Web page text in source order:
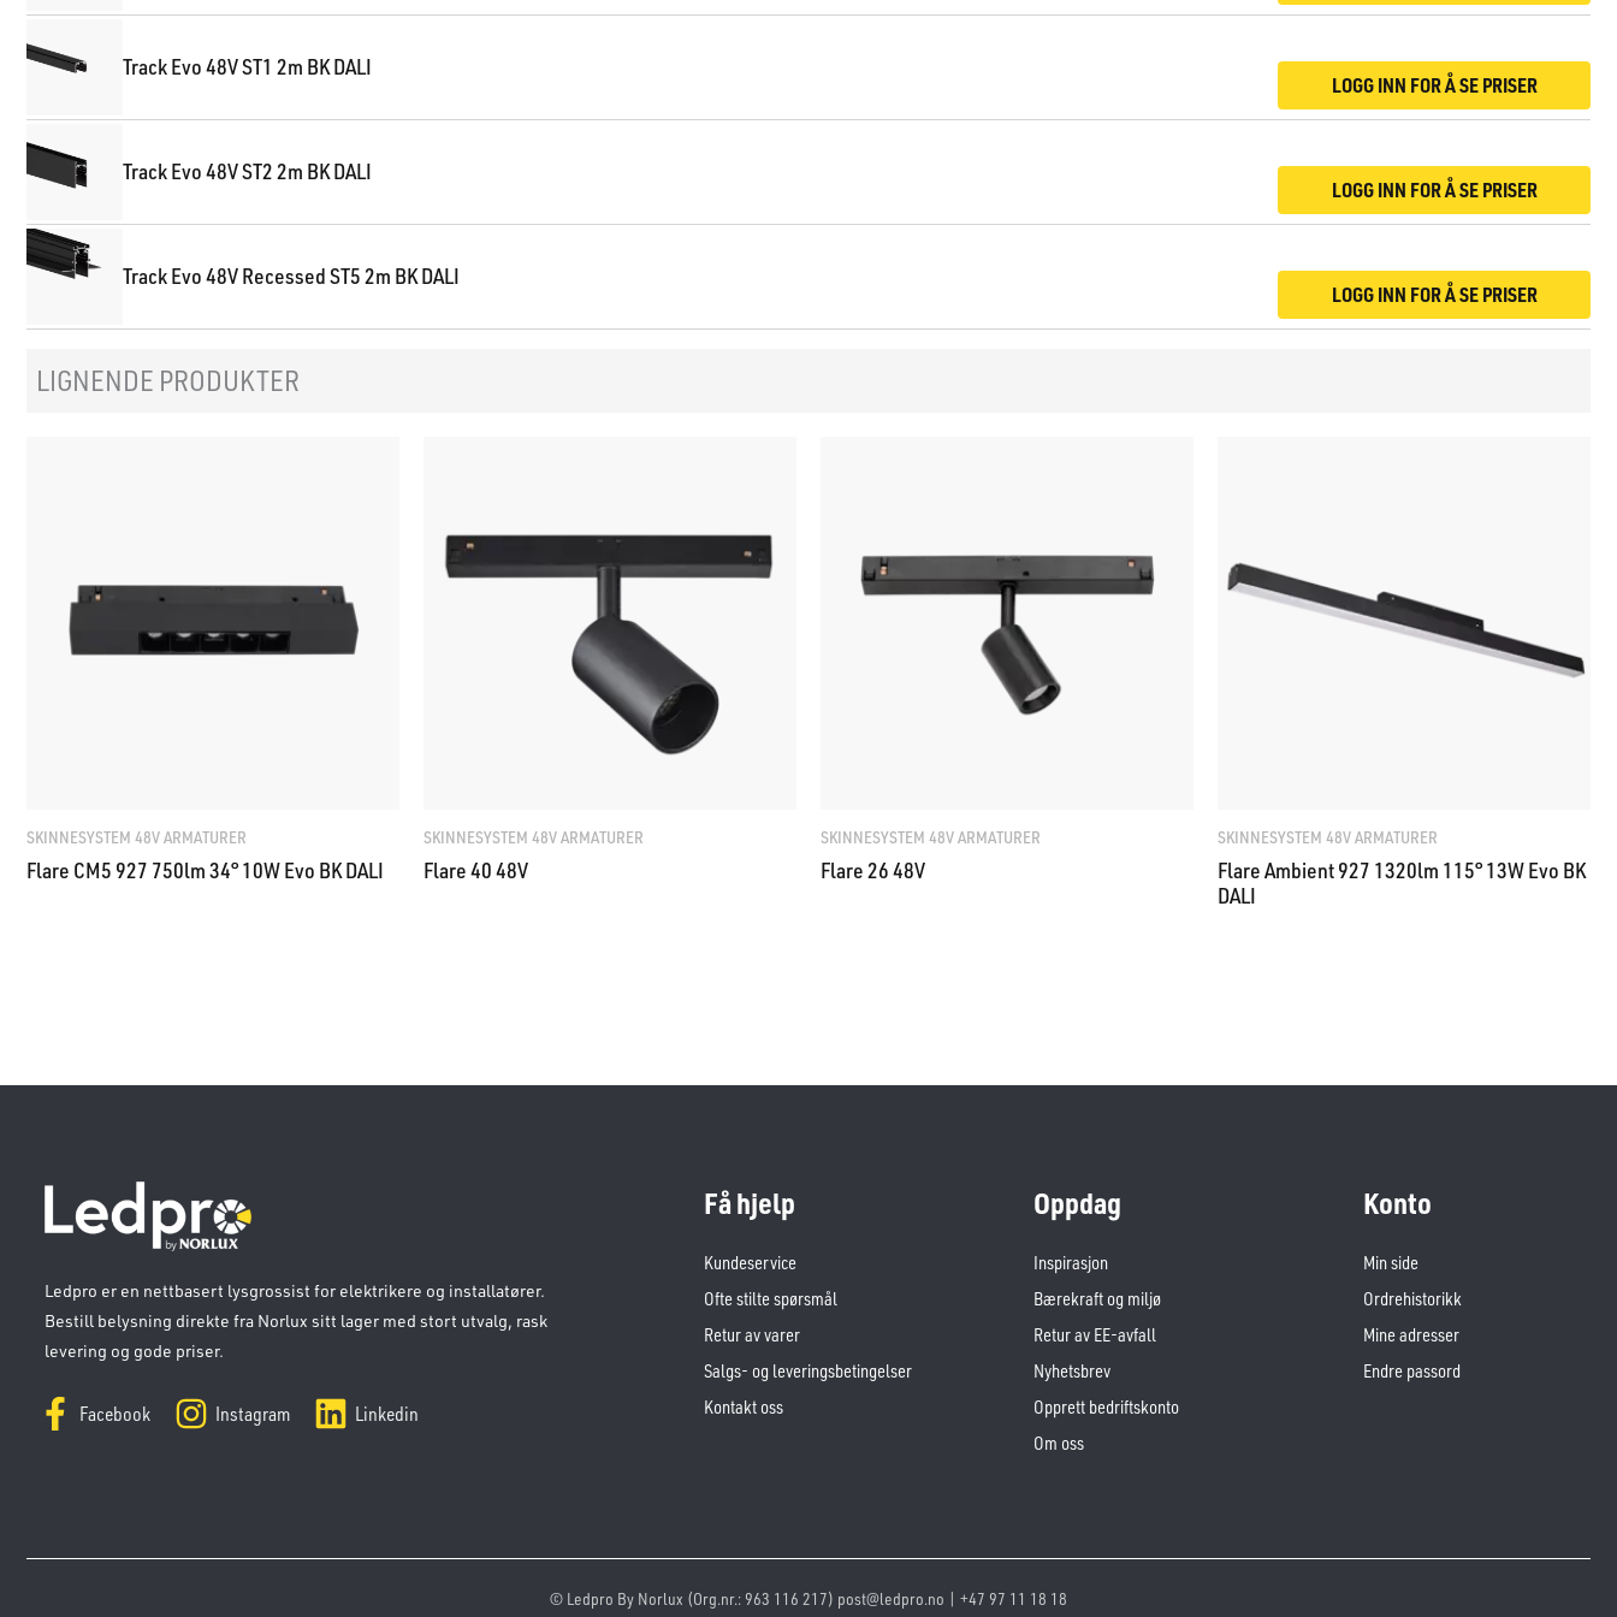
Track Evo 48V ST1 2m BK DALI
LOGG INN FOR Å SE PRISER
Track Evo 48V ST2 2m BK DALI
LOGG INN FOR Å SE PRISER
Track Evo 48V Recessed ST5 2m BK DALI
LOGG INN FOR Å SE PRISER
LIGNENDE PRODUKTER
SKINNESYSTEM 48V ARMATURER
Flare CM5 927 750lm 34° 10W Evo BK DALI
SKINNESYSTEM 48V ARMATURER
Flare 40 48V
SKINNESYSTEM 48V ARMATURER
Flare 26 48V
SKINNESYSTEM 48V ARMATURER
Flare Ambient 927 1320lm 115° 13W Evo BK
DALI
Ledpro er en nettbasert lysgrossist for elektrikere og installatører.
Bestill belysning direkte fra Norlux sitt lager med stort utvalg, rask
levering og gode priser.
Facebook Instagram Linkedin
Få hjelp
Kundeservice
Ofte stilte spørsmål
Retur av varer
Salgs- og leveringsbetingelser
Kontakt oss
Oppdag
Inspirasjon
Bærekraft og miljø
Retur av EE-avfall
Nyhetsbrev
Opprett bedriftskonto
Om oss
Konto
Min side
Ordrehistorikk
Mine adresser
Endre passord
© Ledpro By Norlux (Org.nr.: 963 116 217) post@ledpro.no | +47 97 11 18 18